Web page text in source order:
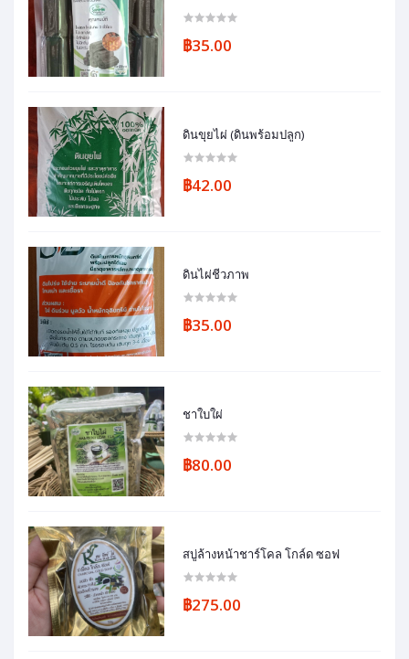
฿35.00
ดินขุยไผ่ (ดินพร้อมปลูก)
฿42.00
ดินไผ่ชีวภาพ
฿35.00
ชาใบใผ่
฿80.00
สบู่ล้างหน้าชาร์โคล โกล์ด ซอฟ
฿275.00